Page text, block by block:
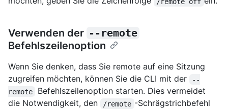
Verwenden der --remote
Befehlszeilenoption
Wenn Sie denken, dass Sie remote auf eine Sitzung
zugreifen möchten, können Sie die CLI mit der
--
remote
Befehlszeilenoption starten. Dies vermeidet
die Notwendigkeit, den
/remote -Schrägstrichbefehl